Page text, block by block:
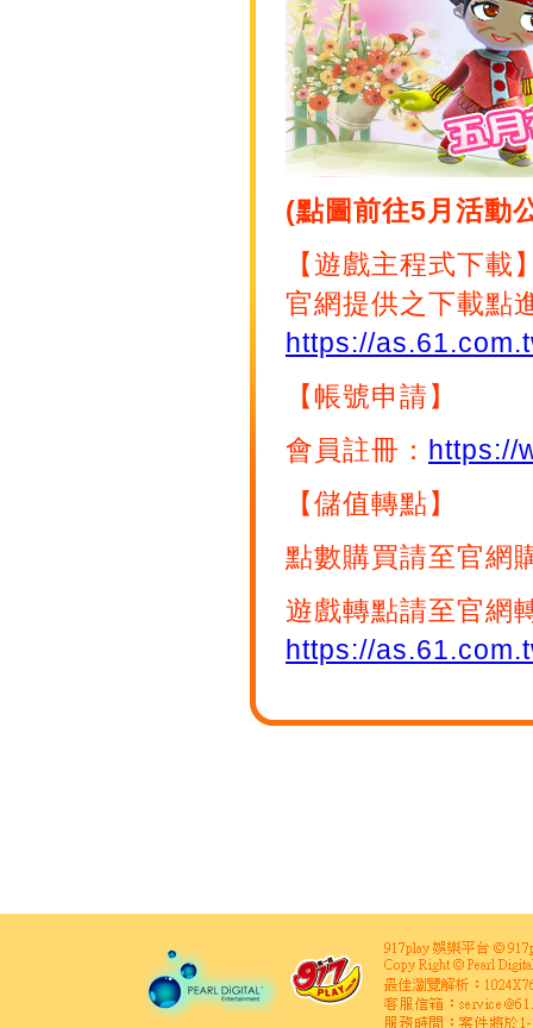
(點圖前往5月活動
【遊戲主程式下
官網提供之下載點
https://
【帳號申請】
會員註冊： https://
【儲值轉點】
點數購買請至官網
遊戲轉點請至官網
https://